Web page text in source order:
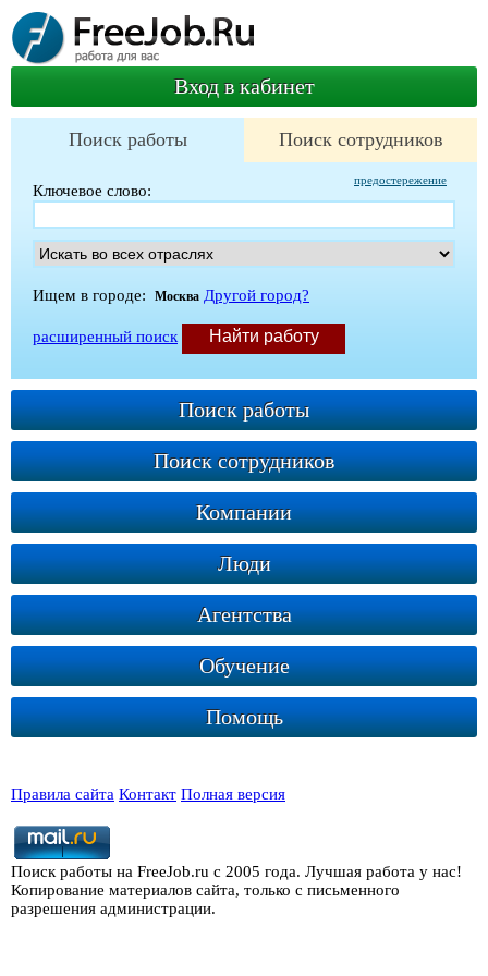
Вход в кабинет
Поиск работы Поиск сотрудников
предостережение
Ключевое слово:
Ищем в городе: Москва Другой город?
расширенный поиск
Поиск работы
Поиск сотрудников
Компании
Люди
Агентства
Обучение
Помощь
Правила сайта Контакт Полная версия
Поиск работы на FreeJob.ru с 2005 года. Лучшая работа у нас!
Копирование материалов сайта, только с письменного
разрешения администрации.